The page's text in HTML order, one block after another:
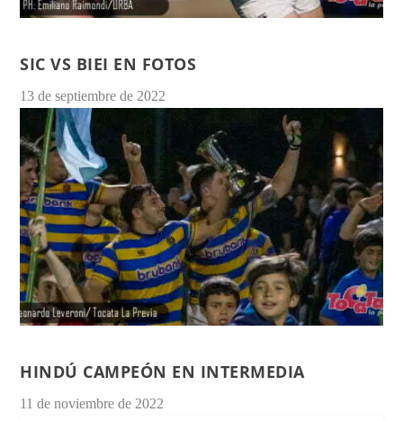
SIC VS BIEI EN FOTOS
13 de septiembre de 2022
HINDÚ CAMPEÓN EN INTERMEDIA
11 de noviembre de 2022